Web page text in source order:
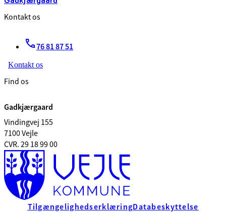
Kontakt os
76 81 87 51
Kontakt os
Find os
Gadkjærgaard
Vindingvej 155
7100 Vejle
CVR. 29 18 99 00
TilgængelighedserklæringDatabeskyttelse